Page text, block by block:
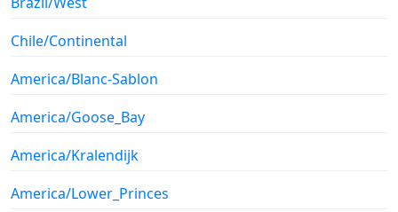
Chile/Continental
America/Blanc-Sablon
America/Goose_Bay
America/Kralendijk
America/Lower_Princes